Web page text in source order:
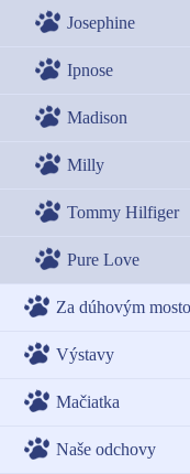
Josephine
Ipnose
Madison
Milly
Tommy Hilfiger
Pure Love
Za dúhovým
Výstavy
Mačiatka
Naše odchovy